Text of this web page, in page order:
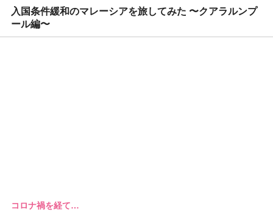
入国条件緩和のマレーシアを旅してみた 〜クアラルンプ
ール編〜
コロナ禍を経て…